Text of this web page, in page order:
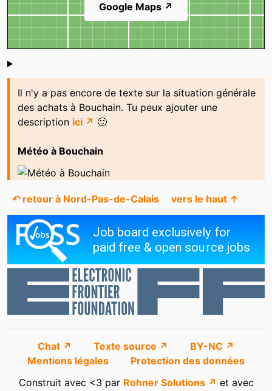
Google Maps ↗
Shoutbox
Il n'y a pas encore de texte sur la situation générale
des achats à Bouchain. Tu peux ajouter une
description ici ↗ 🙂
Météo à Bouchain
↶ retour à Nord-Pas-de-Calais vers le haut ↑
Chat ↗ Texte source ↗
BY-NC ↗
Mentions légales
Protection des données
Construit avec <3 par Rohner Solutions ↗ et avec